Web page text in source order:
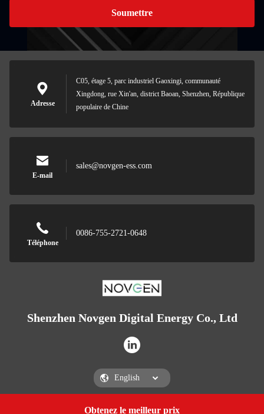
Obtenez le meilleur prix
Soumettre
Adresse
C05, étage 5, parc industriel Gaoxingi, communauté
Xingdong, rue Xin'an, district Baoan, Shenzhen, République
populaire de Chine
E-mail
sales@novgen-ess.com
Téléphone
0086-755-2721-0648
Shenzhen Novgen Digital Energy Co., Ltd
Shenzhen Novgen Digital Energy Co., LtdGet a Quote